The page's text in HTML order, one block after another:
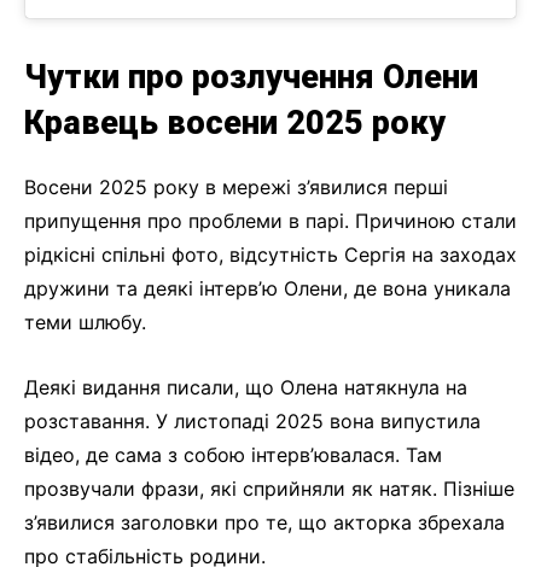
Чутки про розлучення Олени
Кравець восени 2025 року
Восени 2025 року в мережі з’явилися перші
припущення про проблеми в парі. Причиною стали
рідкісні спільні фото, відсутність Сергія на заходах
дружини та деякі інтерв’ю Олени, де вона уникала
теми шлюбу.
Деякі видання писали, що Олена натякнула на
розставання. У листопаді 2025 вона випустила
відео, де сама з собою інтерв’ювалася. Там
прозвучали фрази, які сприйняли як натяк. Пізніше
з’явилися заголовки про те, що акторка збрехала
про стабільність родини.